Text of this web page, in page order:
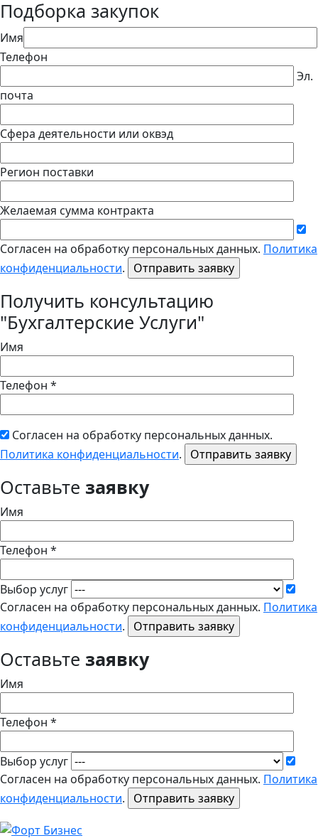
Подборка закупок
Имя
Телефон
Эл.
почта
Сфера деятельности или оквэд
Регион поставки
Желаемая сумма контракта
Согласен на обработку персональных данных. Политика
конфиденциальности.
Получить консультацию
"Бухгалтерские Услуги"
Имя
Телефон *
Согласен на обработку персональных данных.
Политика конфиденциальности.
Оставьте заявку
Имя
Телефон *
Выбор услуг
Согласен на обработку персональных данных. Политика
конфиденциальности.
Оставьте заявку
Имя
Телефон *
Выбор услуг
Согласен на обработку персональных данных. Политика
конфиденциальности.